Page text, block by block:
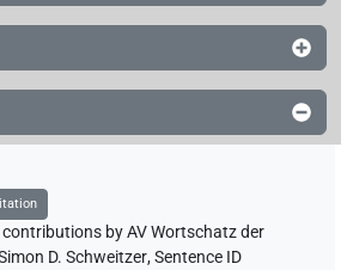
byAV Wortschatz der
D. Schweitzer,Sentence ID